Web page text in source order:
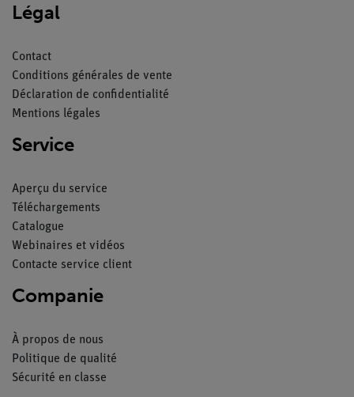
Légal
Contact
Conditions générales de vente
Déclaration de confidentialité
Mentions légales
Service
Aperçu du service
Téléchargements
Catalogue
Webinaires et vidéos
Contacte service client
Companie
À propos de nous
Politique de qualité
Sécurité en classe